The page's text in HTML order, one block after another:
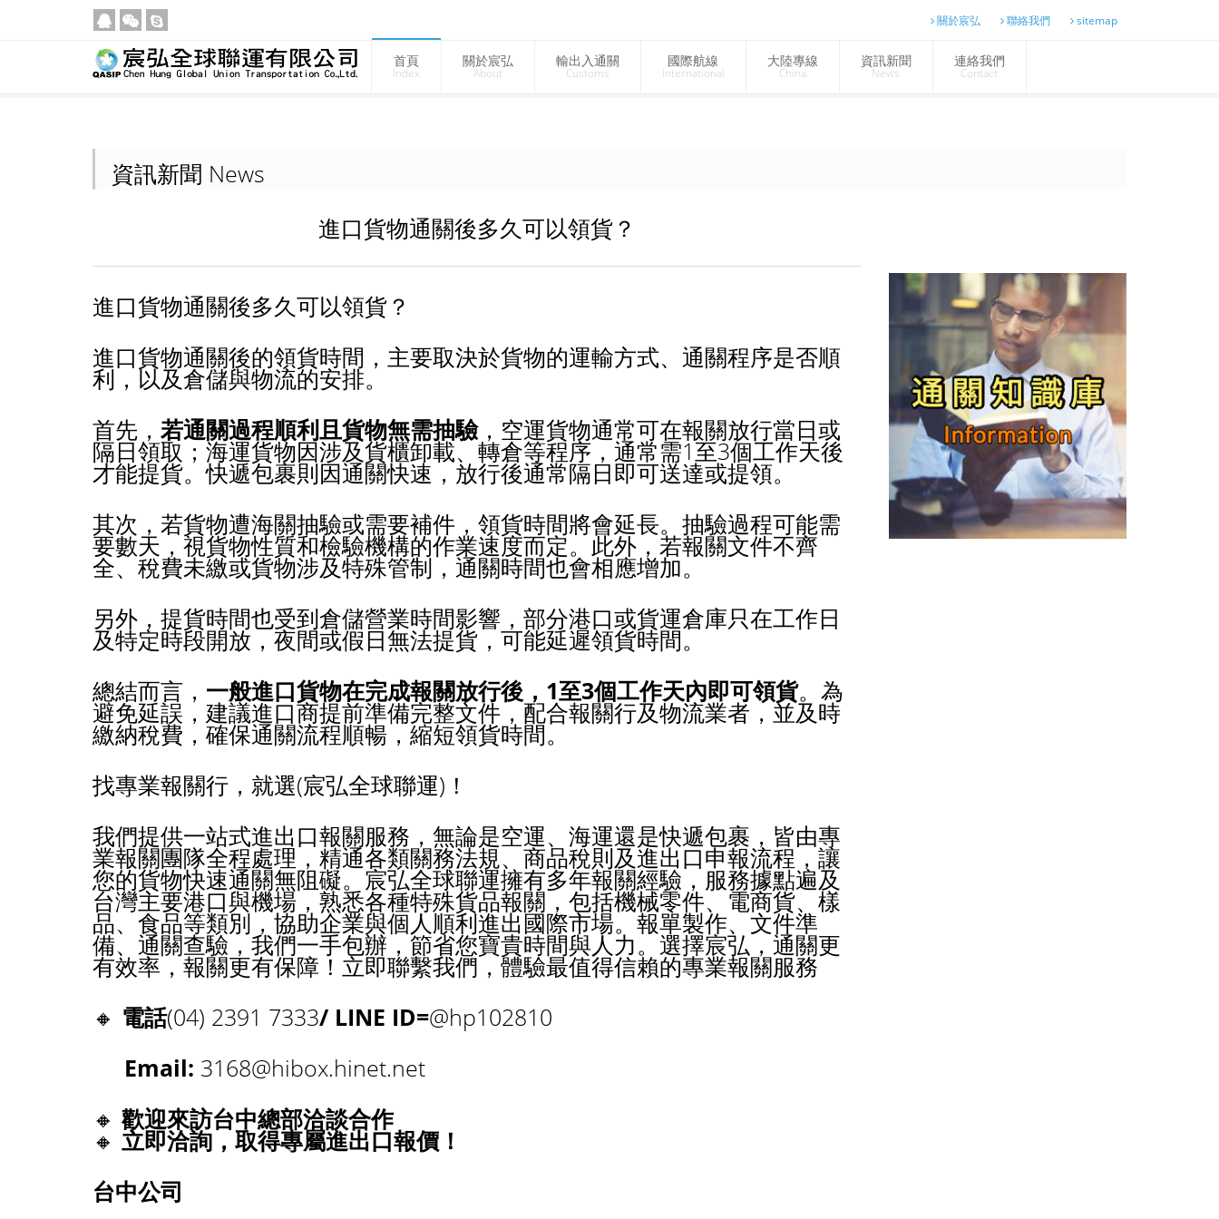
關於宸弘 聯絡我們 sitemap
首頁
Index
關於宸弘
About
輸出入通關
Customs
國際航線
International
大陸專線
China
資訊新聞
News
連絡我們
Contact
資訊新聞 News
進口貨物通關後多久可以領貨？
進口貨物通關後多久可以領貨？
進口貨物通關後的領貨時間，主要取決於貨物的運輸方式、通關程序是否順
利，以及倉儲與物流的安排。
首先， 若通關過程順利且貨物無需抽驗，空運貨物通常可在報關放行當日或
隔日領取；海運貨物因涉及貨櫃卸載、轉倉等程序，通常需1至3個工作天後
才能提貨。快遞包裹則因通關快速，放行後通常隔日即可送達或提領。
其次，若貨物遭海關抽驗或需要補件，領貨時間將會延長。抽驗過程可能需
要數天，視貨物性質和檢驗機構的作業速度而定。此外，若報關文件不齊
全、稅費未繳或貨物涉及特殊管制，通關時間也會相應增加。
另外，提貨時間也受到倉儲營業時間影響，部分港口或貨運倉庫只在工作日
及特定時段開放，夜間或假日無法提貨，可能延遲領貨時間。
總結而言， 一般進口貨物在完成報關放行後，1至3個工作天內即可領貨。為
避免延誤，建議進口商提前準備完整文件，配合報關行及物流業者，並及時
繳納稅費，確保通關流程順暢，縮短領貨時間。
找專業報關行，就選(宸弘全球聯運)！
我們提供一站式進出口報關服務，無論是空運、海運還是快遞包裹，皆由專
業報關團隊全程處理，精通各類關務法規、商品稅則及進出口申報流程，讓
您的貨物快速通關無阻礙。宸弘全球聯運擁有多年報關經驗，服務據點遍及
台灣主要港口與機場，熟悉各種特殊貨品報關，包括機械零件、電商貨、樣
品、食品等類別，協助企業與個人順利進出國際市場。報單製作、文件準
備、通關查驗，我們一手包辦，節省您寶貴時間與人力。選擇宸弘，通關更
有效率，報關更有保障！立即聯繫我們，體驗最值得信賴的專業報關服務
🔸 電話(04) 2391 7333/ LINE ID=@hp102810
Email: 3168@hibox.hinet.net
🔸 歡迎來訪台中總部洽談合作
🔸 立即洽詢，取得專屬進出口報價！
台中公司